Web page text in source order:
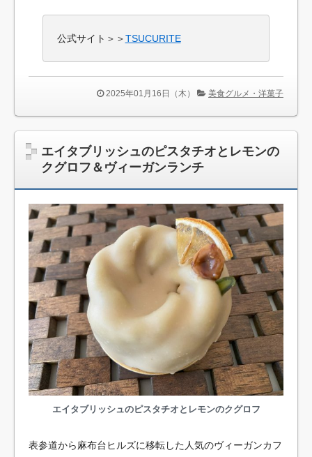
公式サイト＞＞TSUCURITE
2025年01月16日（木） 美食グルメ・洋菓子
エイタブリッシュのピスタチオとレモンの
クグロフ＆ヴィーガンランチ
エイタブリッシュのピスタチオとレモンのクグロフ
表参道から麻布台ヒルズに移転した人気のヴィーガンカフ